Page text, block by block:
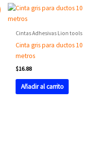
Cintas Adhesivas Lion tools
Cinta gris para ductos 10
metros
$16.88
Añadir al carrito